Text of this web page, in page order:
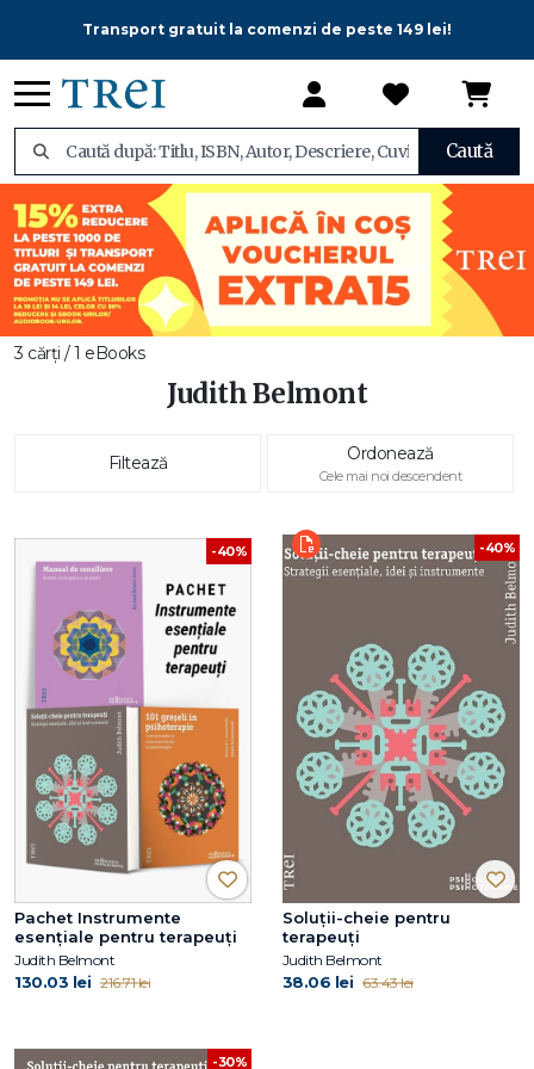
Transport gratuit la comenzi de peste 149 lei!
Caută
3 cărți / 1 eBooks
Judith Belmont
Filtează Ordonează
Cele mai noi descendent
-40%
Pachet Instrumente
esențiale pentru terapeuți
Judith Belmont
130.03 lei 216.71 lei
-40%
Soluții-cheie pentru
terapeuți
Judith Belmont
38.06 lei 63.43 lei
-30%